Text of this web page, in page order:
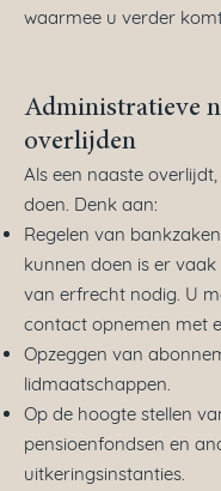
waarmee u verder
Administratieve
overlijden
Als een naaste
doen. Denk aan:
Regelen van
kunnen doen is er
van erfrecht nodig. U
contact opnemen met
Opzeggen van
lidmaatschappen.
Op de hoogte stellen
pensioenfondsen en
uitkeringsinstanties.